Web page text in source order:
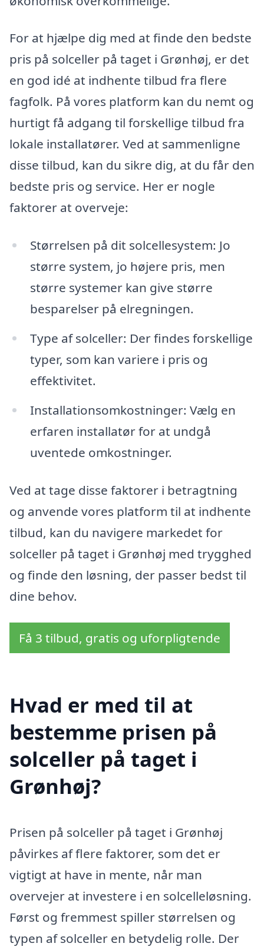
For at hjælpe dig med at finde den bedste
pris på solceller på taget i Grønhøj, er det
en god idé at indhente tilbud fra flere
fagfolk. På vores platform kan du nemt og
hurtigt få adgang til forskellige tilbud fra
lokale installatører. Ved at sammenligne
disse tilbud, kan du sikre dig, at du får den
bedste pris og service. Her er nogle
faktorer at overveje:
Størrelsen på dit solcellesystem: Jo
større system, jo højere pris, men
større systemer kan give større
besparelser på elregningen.
Type af solceller: Der findes forskellige
typer, som kan variere i pris og
effektivitet.
Installationsomkostninger: Vælg en
erfaren installatør for at undgå
uventede omkostninger.
Ved at tage disse faktorer i betragtning
og anvende vores platform til at indhente
tilbud, kan du navigere markedet for
solceller på taget i Grønhøj med trygghed
og finde den løsning, der passer bedst til
dine behov.
Få 3 tilbud, gratis og uforpligtende
Hvad er med til at
bestemme prisen på
solceller på taget i
Grønhøj?
Prisen på solceller på taget i Grønhøj
påvirkes af flere faktorer, som det er
vigtigt at have in mente, når man
overvejer at investere i en solcelleløsning.
Først og fremmest spiller størrelsen og
typen af solceller en betydelig rolle. Der